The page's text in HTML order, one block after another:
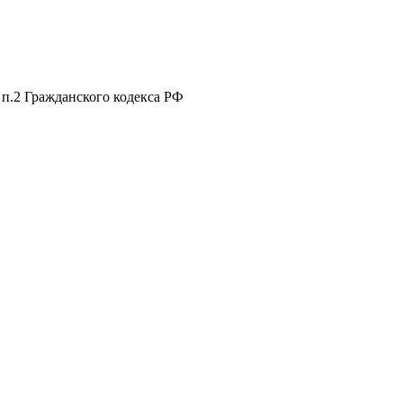
Гражданского кодекса РФ